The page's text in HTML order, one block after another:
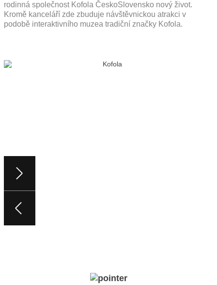
rodinná společnost Kofola ČeskoSlovensko nový život.
Kromě kanceláří zde zbuduje návštěvnickou atrakci v
podobě interaktivního muzea tradiční značky Kofola.